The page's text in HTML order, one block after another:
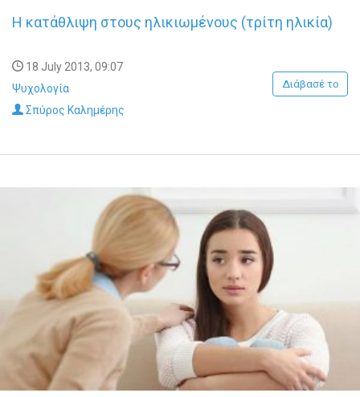
Η κατάθλιψη στους ηλικιωμένους (τρίτη ηλικία)
18 July 2013, 09:07
Ψυχολογία
Σπύρος Καλημέρης
Διάβασέ το